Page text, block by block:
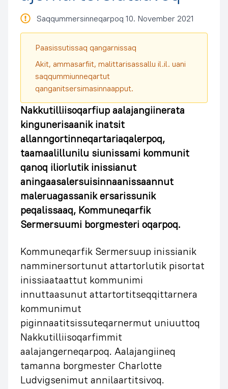
Saqqummersinneqarpoq 10. November 2021
Paasissutissaq qangarnissaq
Akit, ammasarfiit, malittarisassallu il.il. uani
saqqummiunneqartut
qanganitsersimasinnaapput.
Nakkutilliisoqarfiup aalajangiinerata
kingunerisaanik inatsit
allanngortinneqartariaqalerpoq,
taamaalillunilu siunissami kommunit
qanoq iliorlutik inissianut
aningaasalersuisinnaanissaannut
maleruagassanik ersarissunik
peqalissaaq, Kommuneqarfik
Sermersuumi borgmesteri oqarpoq.
Kommuneqarfik Sermersuup inissianik
namminersortunut attartorlutik pisortat
inissiaataattut kommunimi
innuttaasunut attartortitseqqittarnera
kommunimut
piginnaatitsissuteqarnermut uniuuttoq
Nakkutilliisoqarfimmit
aalajangerneqarpoq. Aalajangiineq
tamanna borgmester Charlotte
Ludvigsenimut annilaartitsivoq.